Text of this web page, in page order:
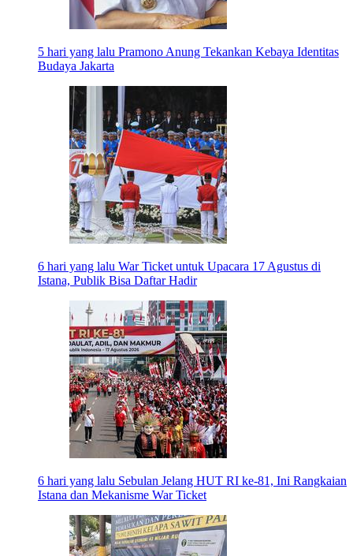
5 hari yang lalu Pramono Anung Tekankan Kebaya Identitas
Budaya Jakarta
6 hari yang lalu War Ticket untuk Upacara 17 Agustus di
Istana, Publik Bisa Daftar Hadir
6 hari yang lalu Sebulan Jelang HUT RI ke-81, Ini Rangkaian
Istana dan Mekanisme War Ticket